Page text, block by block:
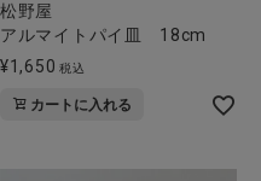
松野屋
アルマイトパイ皿 18cm
¥1,650 税込
カートに入れる